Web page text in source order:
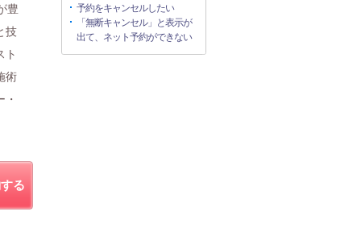
豊
技
ト
術
る
予約をキャンセルしたい
「無断キャンセル」と表示が
出て、ネット予約ができない